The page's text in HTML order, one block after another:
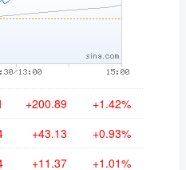
+200.89 +1.42%
+43.13 +0.93%
+11.37 +1.01%